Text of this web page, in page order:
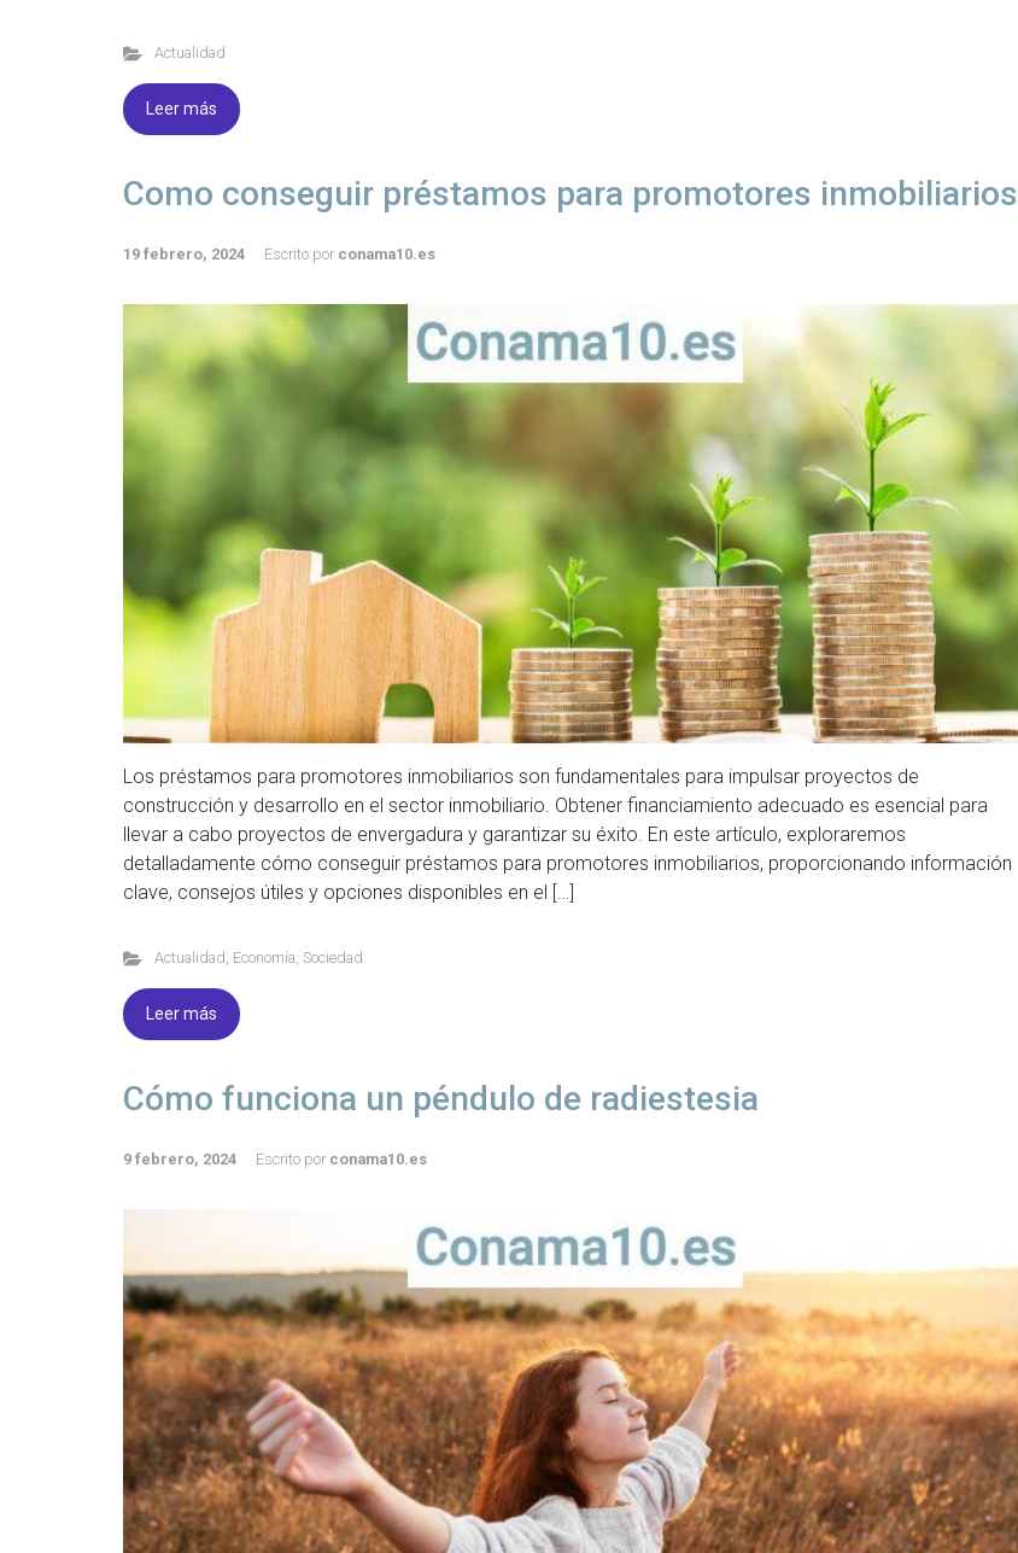
Actualidad
Leer más
Como conseguir préstamos para promotores inmobiliarios
19 febrero, 2024 Escrito por conama10.es
Los préstamos para promotores inmobiliarios son fundamentales para impulsar proyectos de
construcción y desarrollo en el sector inmobiliario. Obtener financiamiento adecuado es esencial para
llevar a cabo proyectos de envergadura y garantizar su éxito. En este artículo, exploraremos
detalladamente cómo conseguir préstamos para promotores inmobiliarios, proporcionando información
clave, consejos útiles y opciones disponibles en el […]
Actualidad Economía Sociedad
Leer más
Cómo funciona un péndulo de radiestesia
9 febrero, 2024 Escrito por conama10.es